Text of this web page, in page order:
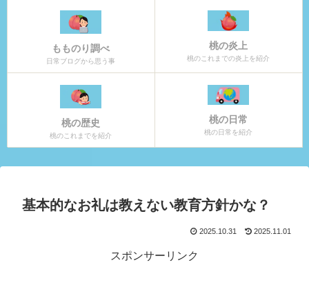
もものり調べ
日常ブログから思う事
桃の炎上
桃のこれまでの炎上を紹介
桃の歴史
桃のこれまでを紹介
桃の日常
桃の日常を紹介
基本的なお礼は教えない教育方針かな？
2025.10.31 2025.11.01
スポンサーリンク